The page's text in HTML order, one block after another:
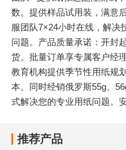
数。提供样品试用装，满意
服团队7×24小时在线，解决
问题。产品质量承诺：开封
货。批量订单享专属客户经
教育机构提供季节性用纸规
本。同时经销俄罗斯55g、
式解决您的专业用纸问题。
推荐产品